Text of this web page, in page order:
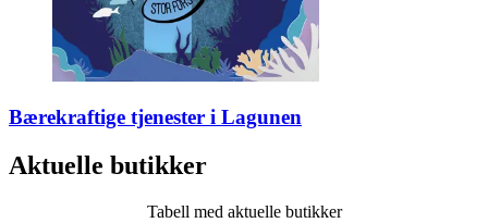
Bærekraftige tjenester i Lagunen
Aktuelle butikker
Tabell med aktuelle butikker